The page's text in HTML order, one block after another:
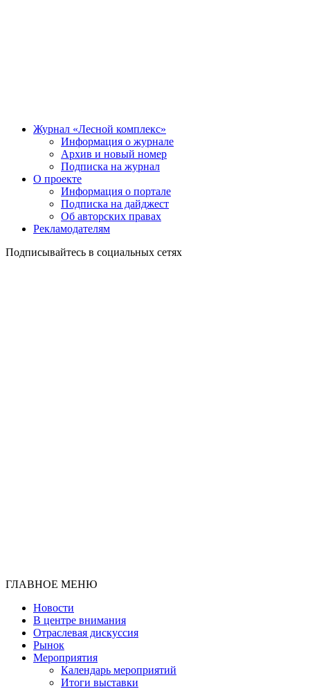
Журнал «Лесной комплекс»
Информация о журнале
Архив и новый номер
Подписка на журнал
О проекте
Информация о портале
Подписка на дайджест
Об авторских правах
Рекламодателям
Подписывайтесь в социальных сетях
ГЛАВНОЕ МЕНЮ
Новости
В центре внимания
Отраслевая дискуссия
Рынок
Мероприятия
Календарь мероприятий
Итоги выставки